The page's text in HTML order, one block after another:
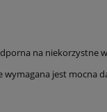
na niekorzystne
wymagana jest mocna